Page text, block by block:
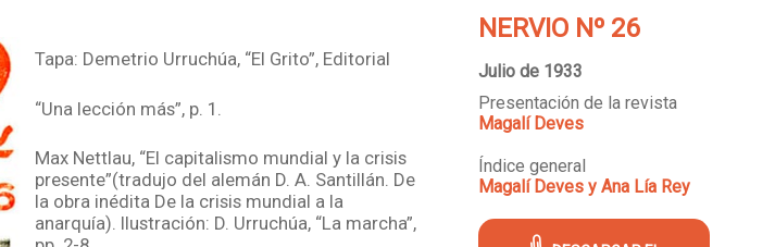
Tapa: Demetrio Urruchúa, “El Grito”, Editorial
“Una lección más”, p. 1.
Max Nettlau, “El capitalismo mundial y la crisis
presente”(tradujo del alemán D. A. Santillán. De
la obra inédita De la crisis mundial a la
anarquía). Ilustración: D. Urruchúa, “La marcha”,
NERVIO Nº 26
Julio de 1933
Presentación de la revista
Magalí Deves
Índice general
Magalí Deves y Ana Lía Rey